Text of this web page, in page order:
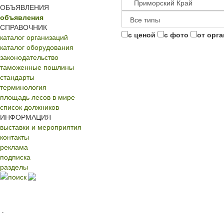
ОБЪЯВЛЕНИЯ
объявления
СПРАВОЧНИК
каталог организаций
каталог оборудования
законодательство
таможенные пошлины
стандарты
терминология
площадь лесов в мире
список должников
ИНФОРМАЦИЯ
выставки и мероприятия
контакты
реклама
подписка
разделы
поиск
с ценой с фото от